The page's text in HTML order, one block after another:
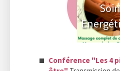
Conférence "Les 4